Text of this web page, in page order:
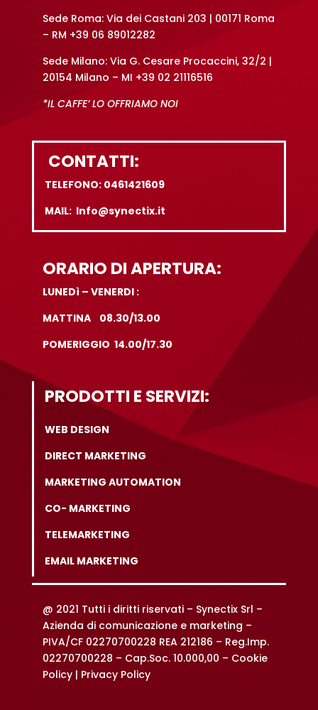
Sede Roma: Via dei Castani 203 | 00171 Roma
– RM +39 06 89012282
Sede Milano: Via G. Cesare Procaccini, 32/2 |
20154 Milano – MI +39 02 21116516
*IL CAFFE’ LO OFFRIAMO NOI
CONTATTI:
TELEFONO: 0461421609
MAIL: Info@synectix.it
ORARIO DI APERTURA:
LUNEDì – VENERDI :
MATTINA 08.30/13.00
POMERIGGIO 14.00/17.30
PRODOTTI E SERVIZI:
WEB DESIGN
DIRECT MARKETING
MARKETING AUTOMATION
CO- MARKETING
TELEMARKETING
EMAIL MARKETING
@ 2021 Tutti i diritti riservati – Synectix Srl –
Azienda di comunicazione e marketing –
PIVA/CF 02270700228 REA 212186 – Reg.Imp.
02270700228 – Cap.Soc. 10.000,00 – Cookie
Policy | Privacy Policy